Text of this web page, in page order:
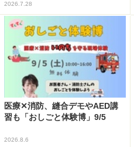
2026.7.28
医療✕消防、縫合デモやAED講
習も「おしごと体験博」9/5
2026.8.6